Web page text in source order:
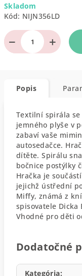
cena:
Skladom
Kód: NIJN356LD
+
−
Popis
Textilní spirála se
jemného plyše v
zabaví vaše
autosedačce.
dítěte. Spirálu
bočnice postýlky
Hračka je
jejichž ústřední
Miffy, známá z
spisovatele Dicka
Vhodné pro děti
Dodatočné
Kategória: